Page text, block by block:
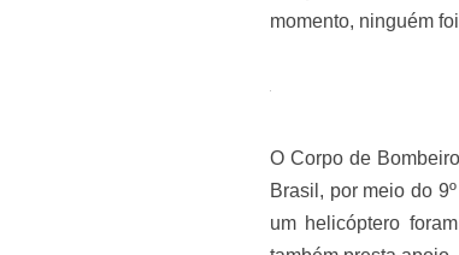
momento, ninguém
O Corpo de
Brasil, por meio do
um helicóptero